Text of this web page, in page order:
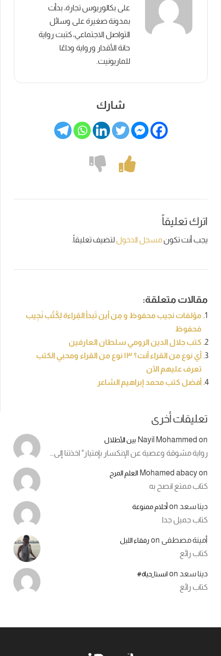
على بكالوريوس تجارة، بدأت
بمدونة صغيرة على وسائل
التواصل الاجتماعي، كتبت رواية
حانة الأقدار ورواية وداعًا
للماريونيت.
شارك
اترك تعليقاً
يجب أنت تكونمسجل الدخوللتضيف تعليقاً.
مقالات متعلقة:
مؤلفات نجيب محفوظ و مِن أين تَبدأ القِراءة لِكُتُب نَجِيب
مَحفوظ
كتب جلال الدين الرومي سلطان العارفين
أي نوع من القراء أنت؟ ١٣ نوع من القراء ومحبي الكتب
تعرف عليهم الآن
أفضل كتب محمد إبراهيم الشاعر
تعليقات أخرى
Nayil Mohammed on بين الأطلال
رواية مشوقة وعصية عن الإنكسار بإمتياز" اخذتنا إلى…
Mohamed abacyon العلم المرح
كتاب ممتع انصح به
دينا سعد onأحلام ممنوعة
كتاب جميل جدا
أمينة مصطفى on رفقاء الليل
كتاب رائع
دينا سعد onانستا_حياة#
كتاب رائع